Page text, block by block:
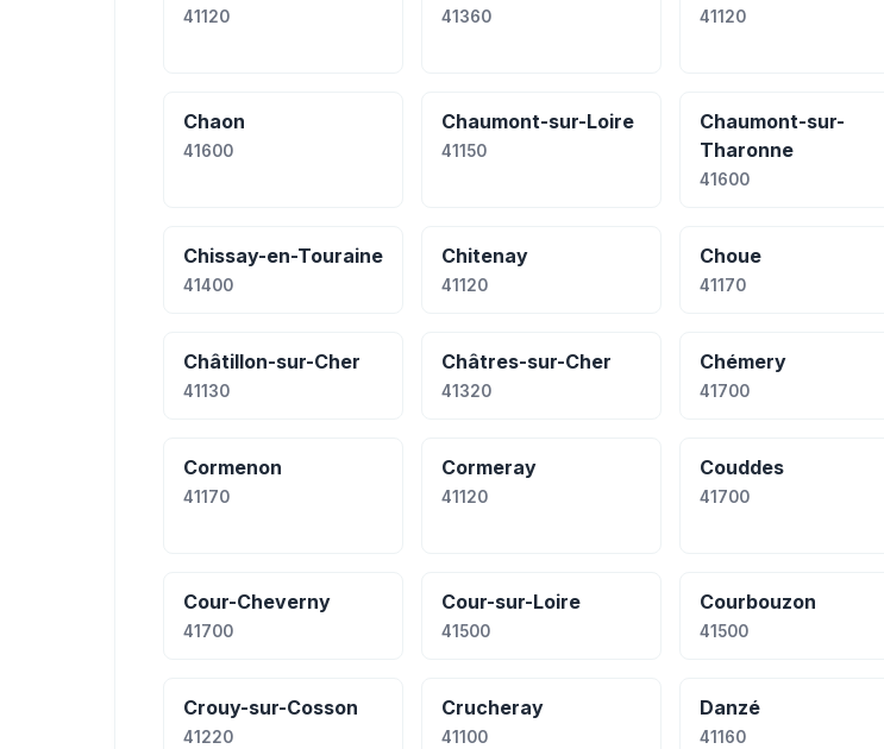
41120 41360 41120
Chaon
41600
Chaumont-sur-Loire
41150
Chaumont-sur-
Tharonne
41600
Chissay-en-Touraine
41400
Chitenay
41120
Choue
41170
Châtillon-sur-Cher
41130
Châtres-sur-Cher
41320
Chémery
41700
Cormenon
41170
Cormeray
41120
Couddes
41700
Cour-Cheverny
41700
Cour-sur-Loire
41500
Courbouzon
41500
Crouy-sur-Cosson
41220
Crucheray
41100
Danzé
41160